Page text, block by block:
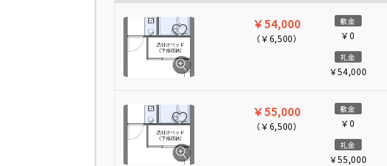
￥54,000
（￥6,500）
敷金
￥0
礼金
￥54,000
￥55,000
（￥6,500）
敷金
￥0
礼金
￥55,000